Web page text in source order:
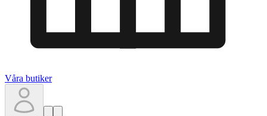
Våra butiker